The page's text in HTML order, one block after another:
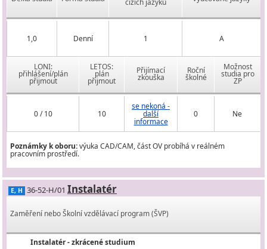
cizích jazyků
1,0 Denní 1 A
LONI:
přihlášení/plán
přijmout
LETOS:
plán
přijmout
Přijímací
zkouška
Roční
školné
Možnost
studia pro
ZP
0 / 10 10
se nekoná -
další
informace
0 Ne
Poznámky k oboru:výuka CAD/CAM, část OV probíhá v reálném
pracovním prostředí.
E, H 36-52-H/01 Instalatér
Zaměření nebo Školní vzdělávací program (ŠVP)
Instalatér - zkrácené studium